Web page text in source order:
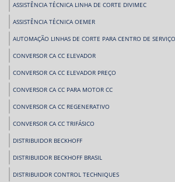
ASSISTÊNCIA TÉCNICA LINHA DE CORTE DIVIMEC
ASSISTÊNCIA TÉCNICA OEMER
AUTOMAÇÃO LINHAS DE CORTE PARA CENTRO DE
CONVERSOR CA CC ELEVADOR
CONVERSOR CA CC ELEVADOR PREÇO
CONVERSOR CA CC PARA MOTOR CC
CONVERSOR CA CC REGENERATIVO
CONVERSOR CA CC TRIFÁSICO
DISTRIBUIDOR BECKHOFF
DISTRIBUIDOR BECKHOFF BRASIL
DISTRIBUIDOR CONTROL TECHNIQUES